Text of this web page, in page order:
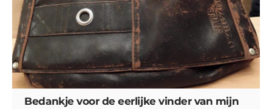
Bedankje voor de eerlijke vinder van mijn